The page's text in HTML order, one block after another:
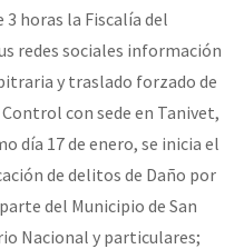
3 horas la Fiscalía del
redes sociales información
y traslado forzado de
con sede en Tanivet,
día 17 de enero, se inicia el
de delitos de Daño por
del Municipio de San
Nacional y particulares;